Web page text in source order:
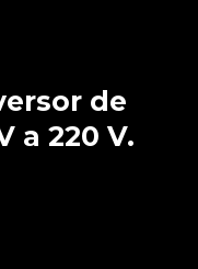
a 220 V.